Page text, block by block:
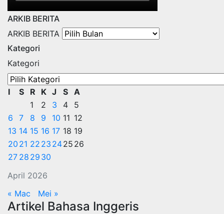
ARKIB BERITA
ARKIB BERITA
Kategori
Kategori
April 2026
I S R K J S A
1
2 3 4
5
6
7 8 9 10 11 12
13 14 15 16 17 18 19
20 21 22 23 2425 26
27 28 29 30
« Mac Mei »
Artikel Bahasa Inggeris